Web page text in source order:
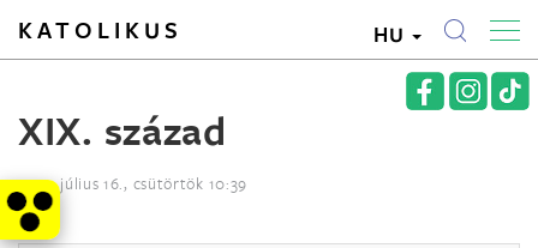
KATOLIKUS HU
XIX. század
2015. július 16., csütörtök 10:39